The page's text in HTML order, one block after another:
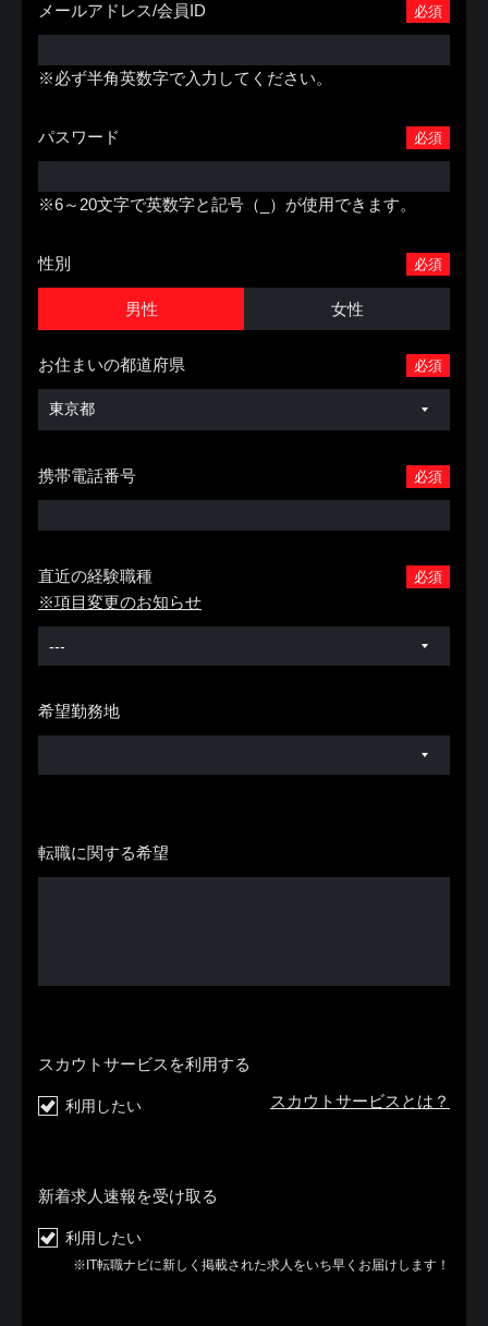
必須
メールアドレス/会員ID
※必ず半角英数字で入力してください。
必須
パスワード
※6～20文字で英数字と記号（_）が使用できます。
必須
性別
男性 女性
必須
お住まいの都道府県
必須
携帯電話番号
必須
直近の経験職種
※項目変更のお知らせ
希望勤務地
転職に関する希望
スカウトサービスを利用する
利用したい スカウトサービスとは？
新着求人速報を受け取る
利用したい
※IT転職ナビに新しく掲載された求人をいち早くお届けします！